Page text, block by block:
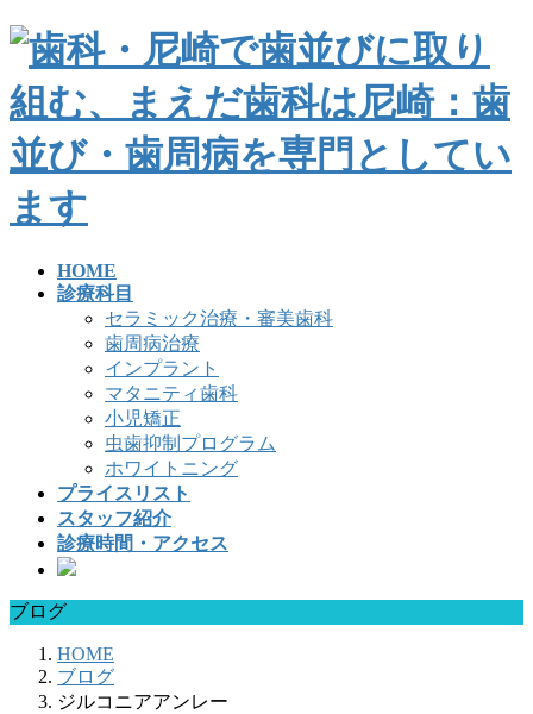
HOME
診療科目
セラミック治療・審美歯科
歯周病治療
インプラント
マタニティ歯科
小児矯正
虫歯抑制プログラム
ホワイトニング
プライスリスト
スタッフ紹介
診療時間・アクセス
ブログ
HOME
ブログ
ジルコニアアンレー